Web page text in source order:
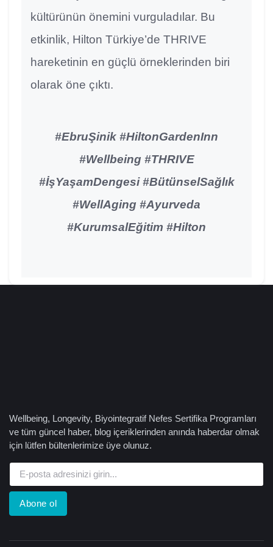
kültürünün önemini vurguladılar. Bu
etkinlik, Hilton Türkiye’de THRIVE
hareketinin en güçlü örneklerinden biri
olarak öne çıktı.
#EbruŞinik #HiltonGardenInn
#Wellbeing #THRIVE
#İşYaşamDengesi #BütünselSağlık
#WellAging #Ayurveda
#KurumsalEğitim #Hilton
Wellbeing, Longevity, Biyointegratif Nefes Sertifika Programları
ve tüm güncel haber, blog içeriklerinden anında haberdar olmak
için lütfen bültenlerimize üye olunuz.
Abone ol